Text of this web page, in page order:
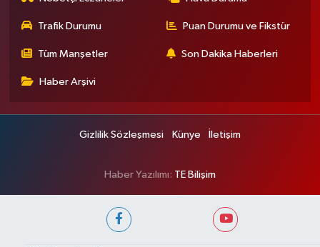
Trafik Durumu Puan Durumu ve Fikstür
Tüm Manşetler Son Dakika Haberleri
Haber Arşivi
Gizlilik Sözleşmesi Künye İletişim
Haber Yazılımı: TE Bilişim